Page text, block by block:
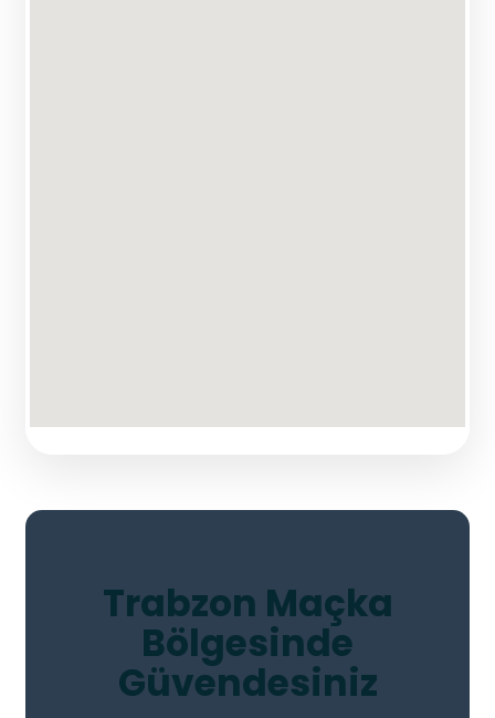
Trabzon Maçka
Bölgesinde
Güvendesiniz